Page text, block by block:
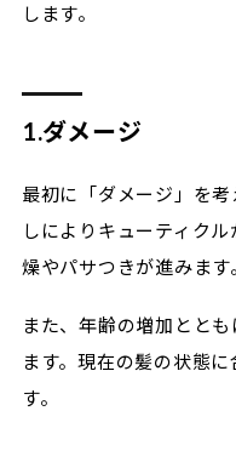
します。
1.ダメージ
最初に「ダメージ」を
しによりキューティク
燥やパサつきが進みます
また、年齢の増加とと
ます。現在の髪の状態
す。